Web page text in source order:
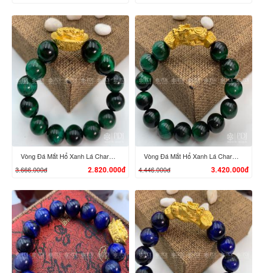
XEM CHI TIẾT XEM CHI TIẾT
XEM CHI TIẾT
Vòng Đá Mắt Hổ Xanh Lá Charm Tỳ Hưu Cưỡi Đĩnh Vàng 24K
3.666.000đ
2.820.000đ
XEM CHI TIẾT
Vòng Đá Mắt Hổ Xanh Lá Charm Tỳ Hưu Cưỡi Gậy Như Ý Vàng 24K
4.446.000đ
3.420.000đ